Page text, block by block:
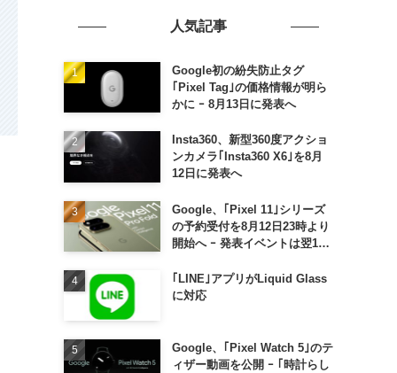
人気記事
Google初の紛失防止タグ
｢Pixel Tag｣の価格情報が明ら
かに ｰ 8月13日に発表へ
Insta360、新型360度アクショ
ンカメラ｢Insta360 X6｣を8月
12日に発表へ
Google、｢Pixel 11｣シリーズ
の予約受付を8月12日23時より
開始へ ｰ 発表イベントは翌13
｢LINE｣アプリがLiquid Glass
に対応
Google、｢Pixel Watch 5｣のテ
ィザー動画を公開 ｰ ｢時計らし